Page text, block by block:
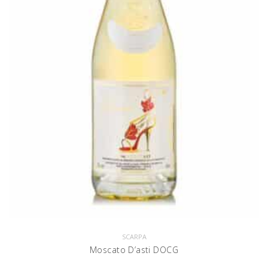
SCARPA
Moscato D’asti DOCG